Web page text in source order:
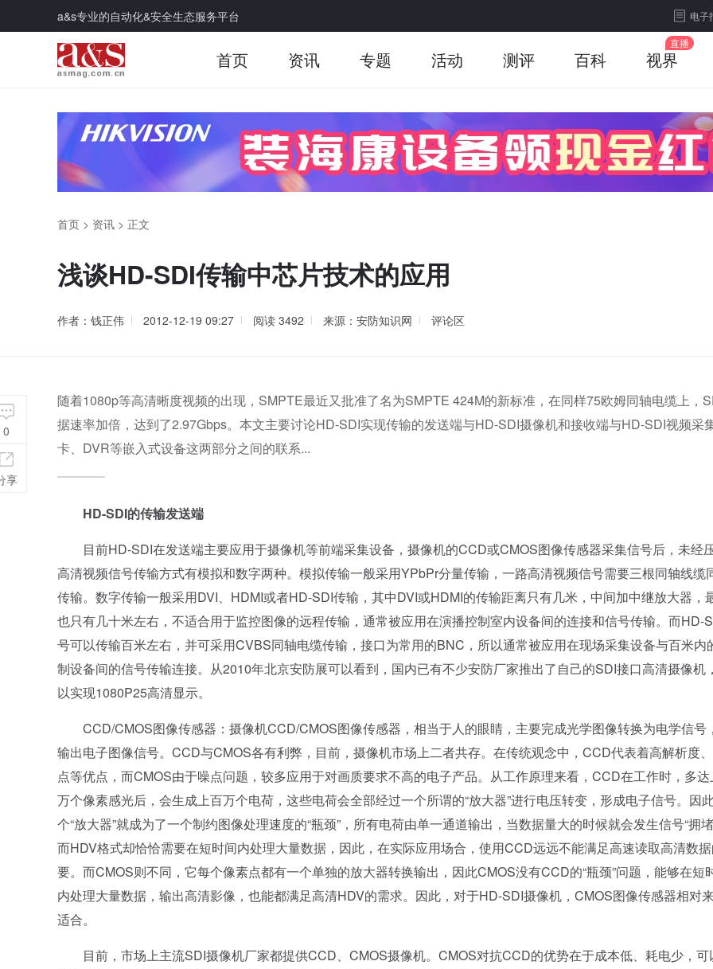
a&s专业的自动化&安全生态服务平台 电子
首页 资讯 专题 活动 测评 百科 视界
首页 > 资讯 > 正文
浅谈HD-SDI传输中芯片技术的应用
作者：钱正伟 2012-12-19 09:27 阅读 3492 来源：安防知识网 评论区
随着1080p等高清晰度视频的出现，SMPTE最近又批准了名为SMPTE 424M的新标准，在同样75欧姆同轴电缆上，
据速率加倍，达到了2.97Gbps。本文主要讨论HD-SDI实现传输的发送端与HD-SDI摄像机和接收端与HD-SDI视频采
卡、DVR等嵌入式设备这两部分之间的联系...
HD-SDI的传输发送端
目前HD-SDI在发送端主要应用于摄像机等前端采集设备，摄像机的CCD或CMOS图像传感器采集信号后，未经
高清视频信号传输方式有模拟和数字两种。模拟传输一般采用YPbPr分量传输，一路高清视频信号需要三根同轴线缆
传输。数字传输一般采用DVI、HDMI或者HD-SDI传输，其中DVI或HDMI的传输距离只有几米，中间加中继放大器，
也只有几十米左右，不适合用于监控图像的远程传输，通常被应用在演播控制室内设备间的连接和信号传输。而HD-
号可以传输百米左右，并可采用CVBS同轴电缆传输，接口为常用的BNC，所以通常被应用在现场采集设备与百米内
制设备间的信号传输连接。从2010年北京安防展可以看到，国内已有不少安防厂家推出了自己的SDI接口高清摄像机
以实现1080P25高清显示。
CCD/CMOS图像传感器：摄像机CCD/CMOS图像传感器，相当于人的眼睛，主要完成光学图像转换为电学信号
输出电子图像信号。CCD与CMOS各有利弊，目前，摄像机市场上二者共存。在传统观念中，CCD代表着高解析度
点等优点，而CMOS由于噪点问题，较多应用于对画质要求不高的电子产品。从工作原理来看，CCD在工作时，多
万个像素感光后，会生成上百万个电荷，这些电荷会全部经过一个所谓的“放大器”进行电压转变，形成电子信号。因
个“放大器”就成为了一个制约图像处理速度的“瓶颈”，所有电荷由单一通道输出，当数据量大的时候就会发生信号“拥堵
而HDV格式却恰恰需要在短时间内处理大量数据，因此，在实际应用场合，使用CCD远远不能满足高速读取高清数
要。而CMOS则不同，它每个像素点都有一个单独的放大器转换输出，因此CMOS没有CCD的“瓶颈”问题，能够在短
内处理大量数据，输出高清影像，也能都满足高清HDV的需求。因此，对于HD-SDI摄像机，CMOS图像传感器相对
适合。
目前，市场上主流SDI摄像机厂家都提供CCD、CMOS摄像机。CMOS对抗CCD的优势在于成本低、耗电少，可
0
享